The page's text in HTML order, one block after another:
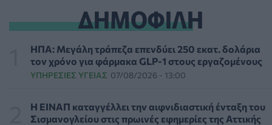
Τι μπορεί να μας διδάξει η νέα ταινία του Spider-Man για
την απώλεια και το πένθος
ΨΥΧΙΚΉ ΥΓΕΊΑ 07/08/2026 - 18:11
ενίσχυση της βιοασφάλειας από το ΥΠΑΑΤ
ΕΠΙΚΑΙΡΌΤΗΤΑ 07/08/2026 - 17:42
ΔΗΜΟΦΙΛΗ
ΗΠΑ: Μεγάλη τράπεζα επενδύει 250 εκατ. δολάρια
τον χρόνο για φάρμακα GLP-1 στους εργαζομένους
ΥΠΗΡΕΣΊΕΣ ΥΓΕΊΑΣ 07/08/2026 - 13:00
Η ΕΙΝΑΠ καταγγέλλει την αιφνιδιαστική ένταξη του
Σισμανογλείου στις πρωινές εφημερίες της Αττικής